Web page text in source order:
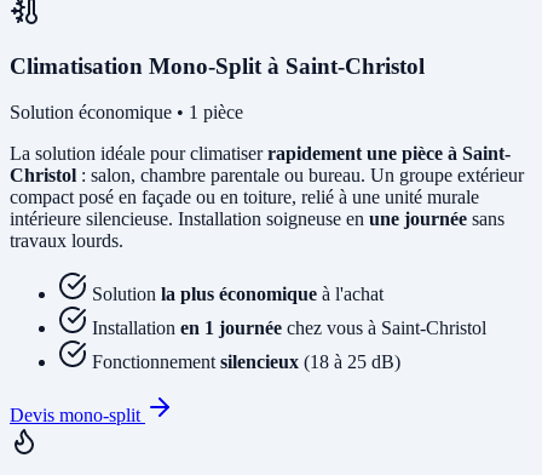
Climatisation Mono-Split à Saint-Christol
Solution économique • 1 pièce
La solution idéale pour climatiserrapidement une pièce à Saint-
Christol : salon, chambre parentale ou bureau. Un groupe extérieur
compact posé en façade ou en toiture, relié à une unité murale
intérieure silencieuse. Installation soigneuse en une journée sans
travaux lourds.
Solution la plus économique à l'achat
Installation en 1 journée chez vous à Saint-Christol
Fonctionnement silencieux (18 à 25 dB)
Devis mono-split